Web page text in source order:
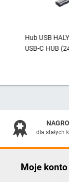
USB 3.0
Gigabit
dla stałych
Moje konto